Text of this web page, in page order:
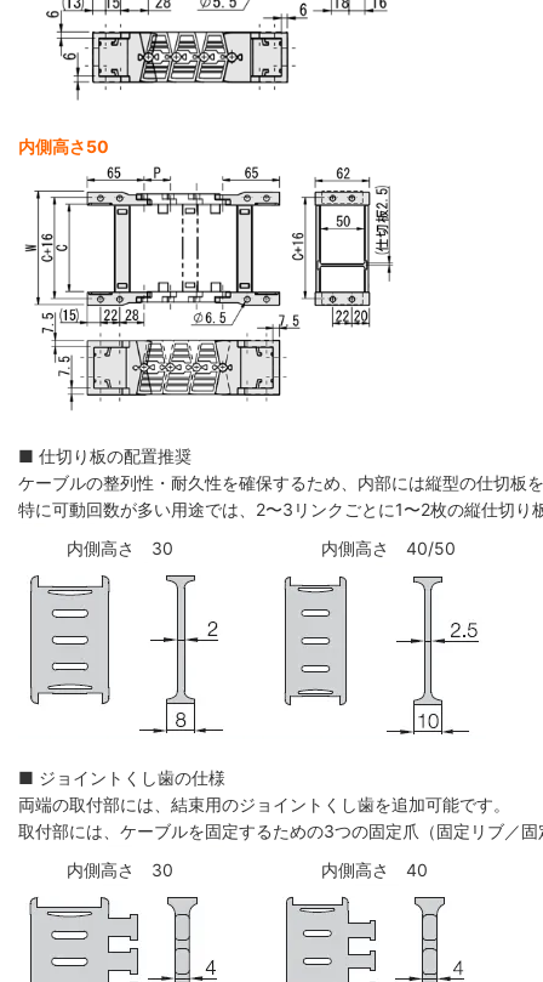
内側高さ50
■ 仕切り板の配置推奨
ケーブルの整列性・耐久性を確保するため、内部には縦型の仕切板
特に可動回数が多い用途では、2〜3リンクごとに1〜2枚の縦仕切
内側高さ 30
内側高さ 40/50
■ ジョイントくし歯の仕様
両端の取付部には、結束用のジョイントくし歯を追加可能です。
取付部には、ケーブルを固定するための3つの固定爪（固定リブ／
内側高さ 30
内側高さ 40